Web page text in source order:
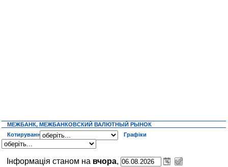
МЕЖБАНК, МЕЖБАНКОВСКИЙ ВАЛЮТНЫЙ РЫНОК
Котирування
Графіки
Інформація станом на вчора,